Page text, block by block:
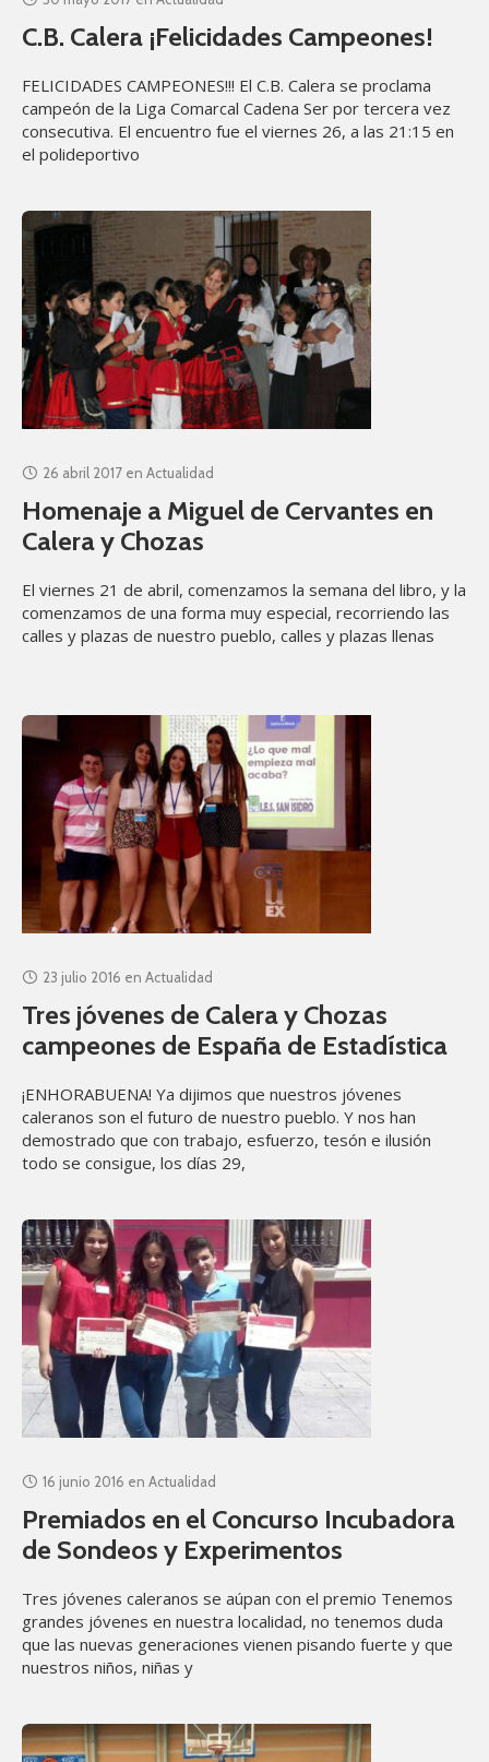
C.B. Calera ¡Felicidades Campeones!
FELICIDADES CAMPEONES!!! El C.B. Calera se proclama
campeón de la Liga Comarcal Cadena Ser por tercera vez
consecutiva. El encuentro fue el viernes 26, a las 21:15 en
el polideportivo
26 abril 2017 en Actualidad
Homenaje a Miguel de Cervantes en
Calera y Chozas
El viernes 21 de abril, comenzamos la semana del libro, y la
comenzamos de una forma muy especial, recorriendo las
calles y plazas de nuestro pueblo, calles y plazas llenas
23 julio 2016 en Actualidad
Tres jóvenes de Calera y Chozas
campeones de España de Estadística
¡ENHORABUENA! Ya dijimos que nuestros jóvenes
caleranos son el futuro de nuestro pueblo. Y nos han
demostrado que con trabajo, esfuerzo, tesón e ilusión
todo se consigue, los días 29,
16 junio 2016 en Actualidad
Premiados en el Concurso Incubadora
de Sondeos y Experimentos
Tres jóvenes caleranos se aúpan con el premio Tenemos
grandes jóvenes en nuestra localidad, no tenemos duda
que las nuevas generaciones vienen pisando fuerte y que
nuestros niños, niñas y